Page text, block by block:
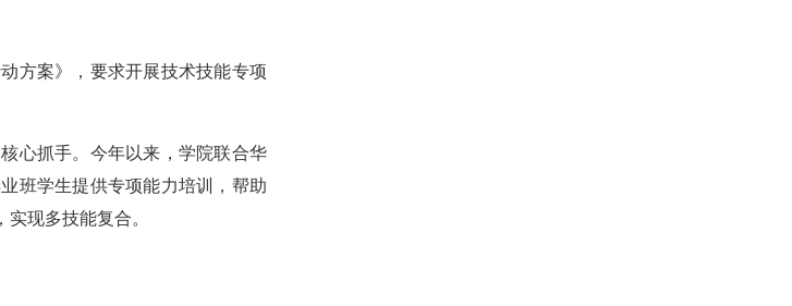
方案》，要求开展技术技能专项
心抓手。今年以来，学院联合华
班学生提供专项能力培训，帮助
现多技能复合。